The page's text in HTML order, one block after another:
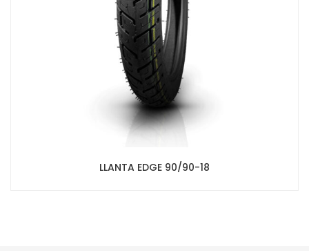
LLANTA EDGE 90/90-18